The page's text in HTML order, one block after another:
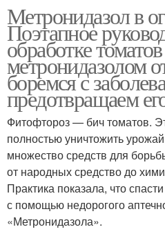
Метронидазол в
Поэтапное
обработке томатов
метронидазолом
боремся с
предотвращаем
Фитофтороз — бич томатов.
полностью уничтожить
множество средств для
от народных средство до
Практика показала, что
с помощью недорогого
«Метронидазола».